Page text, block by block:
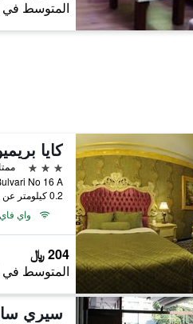
المتوسط في
كايا
3 نجوم
ممتاز
0.2 كيلومتر عن وسط المدينة
واي
204 ﷼
المتوسط في
سيري